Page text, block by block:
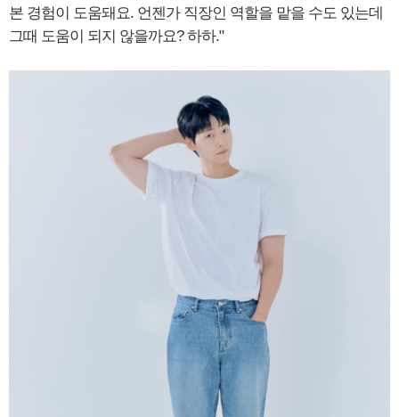
본 경험이 도움돼요. 언젠가 직장인 역할을 맡을 수도 있는데
그때 도움이 되지 않을까요? 하하."